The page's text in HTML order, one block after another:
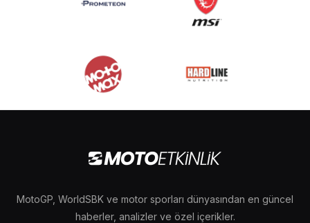
MotoGP, WorldSBK ve motor sporları dünyasından en güncel
haberler, analizler ve özel içerikler.